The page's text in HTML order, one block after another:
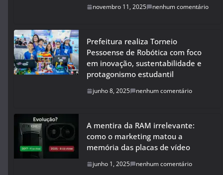
novembro 11, 2025 nenhum comentário
Prefeitura realiza Torneio
Pessoense de Robótica com foco
em inovação, sustentabilidade e
protagonismo estudantil
junho 8, 2025 nenhum comentário
A mentira da RAM irrelevante:
como o marketing matou a
memória das placas de vídeo
junho 1, 2025 nenhum comentário